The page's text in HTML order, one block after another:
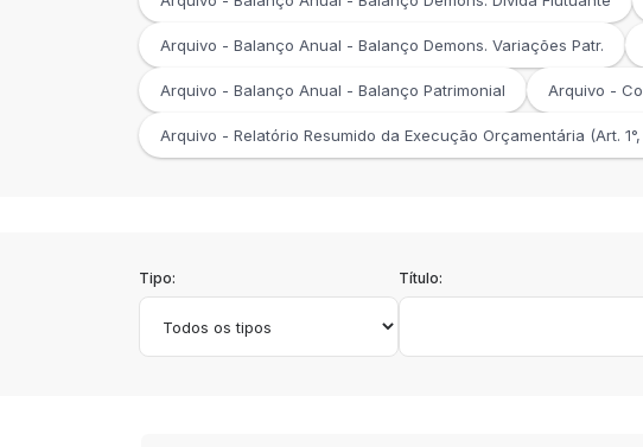
Arquivo - Balanço Anual - Balanço Demons. Variações Patr.
Arquivo - Balanço Anual - Balanço Patrimonial Arquivo -
Arquivo - Relatório Resumido da Execução Orçamentária (Art. 1°,
Tipo: Título: